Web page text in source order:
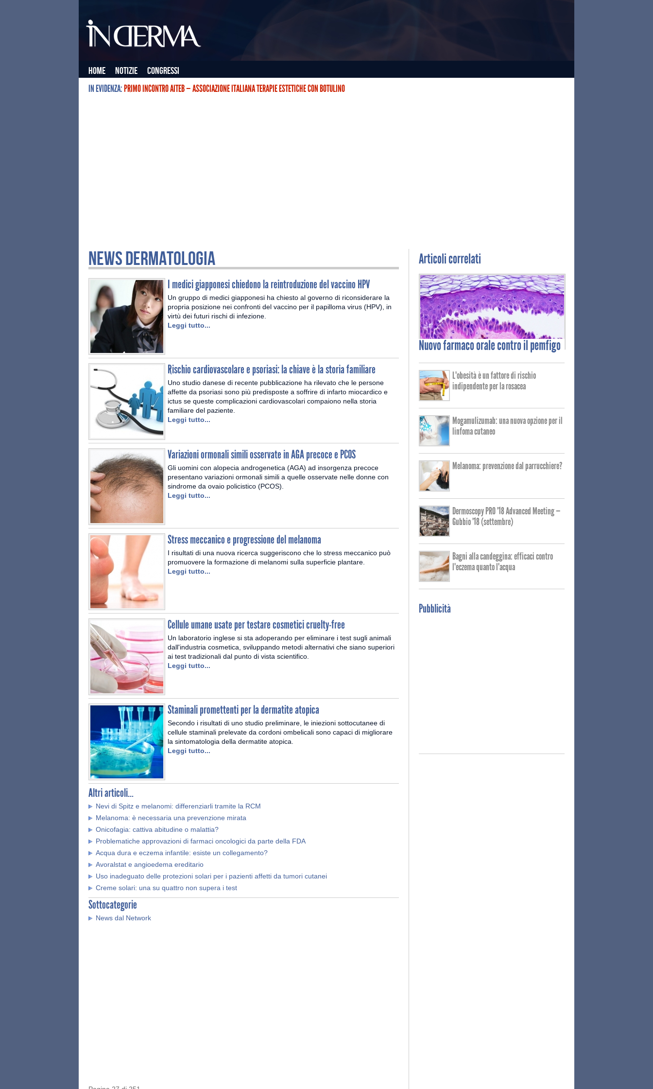
Home Notizie
Congressi
IN EVIDENZA:PRIMO INCONTRO AITEB — ASSOCIAZIONE ITALIANA TERAPIE ESTETICHE CON BOTULINO
NEWS DERMATOLOGIA
I medici giapponesi chiedono la reintroduzione del vaccino HPV
Un gruppo di medici giapponesi ha chiesto al governo di riconsiderare la
propria posizione nei confronti del vaccino per il papilloma virus (HPV), in
virtù dei futuri rischi di infezione.
Leggi tutto...
Rischio cardiovascolare e psoriasi: la chiave è la storia familiare
Uno studio danese di recente pubblicazione ha rilevato che le persone
affette da psoriasi sono più predisposte a soffrire di infarto miocardico e
ictus se queste complicazioni cardiovascolari compaiono nella storia
familiare del paziente.
Leggi tutto...
Variazioni ormonali simili osservate in AGA precoce e PCOS
Gli uomini con alopecia androgenetica (AGA) ad insorgenza precoce
presentano variazioni ormonali simili a quelle osservate nelle donne con
sindrome da ovaio policistico (PCOS).
Leggi tutto...
Stress meccanico e progressione del melanoma
I risultati di una nuova ricerca suggeriscono che lo stress meccanico può
promuovere la formazione di melanomi sulla superficie plantare.
Leggi tutto...
Cellule umane usate per testare cosmetici cruelty-free
Un laboratorio inglese si sta adoperando per eliminare i test sugli animali
dall'industria cosmetica, sviluppando metodi alternativi che siano superiori
ai test tradizionali dal punto di vista scientifico.
Leggi tutto...
Staminali promettenti per la dermatite atopica
Secondo i risultati di uno studio preliminare, le iniezioni sottocutanee di
cellule staminali prelevate da cordoni ombelicali sono capaci di migliorare
la sintomatologia della dermatite atopica.
Leggi tutto...
Altri articoli...
Nevi di Spitz e melanomi: differenziarli tramite la RCM
Melanoma: è necessaria una prevenzione mirata
Onicofagia: cattiva abitudine o malattia?
Problematiche approvazioni di farmaci oncologici da parte della FDA
Acqua dura e eczema infantile: esiste un collegamento?
Avoralstat e angioedema ereditario
Uso inadeguato delle protezioni solari per i pazienti affetti da tumori cutanei
Creme solari: una su quattro non supera i test
Sottocategorie
News dal Network
Articoli correlati
Nuovofarmaco orale contro il pemfigo
L'obesità è un fattore di rischio
indipendente per la rosacea
Mogamulizumab: una nuova opzione per il
linfoma cutaneo
Melanoma: prevenzione dal parrucchiere?
Dermoscopy PRO '18 Advanced Meeting —
Gubbio '18 (settembre)
Bagni alla candeggina: efficaci contro
l'eczema quanto l'acqua
Pubblicità